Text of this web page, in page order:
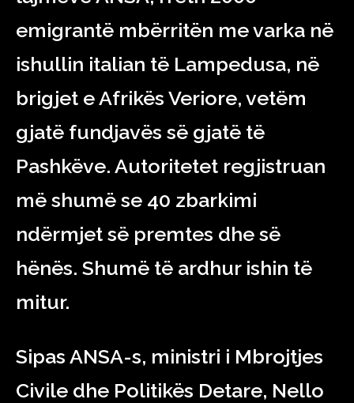
emigrantë mbërritën me varka në
ishullin italian të Lampedusa, në
brigjet e Afrikës Veriore, vetëm
gjatë fundjavës së gjatë të
Pashkëve. Autoritetet regjistruan
më shumë se 40 zbarkimi
ndërmjet së premtes dhe së
hënës. Shumë të ardhur ishin të
mitur.
Sipas ANSA-s, ministri i Mbrojtjes
Civile dhe Politikës Detare, Nello